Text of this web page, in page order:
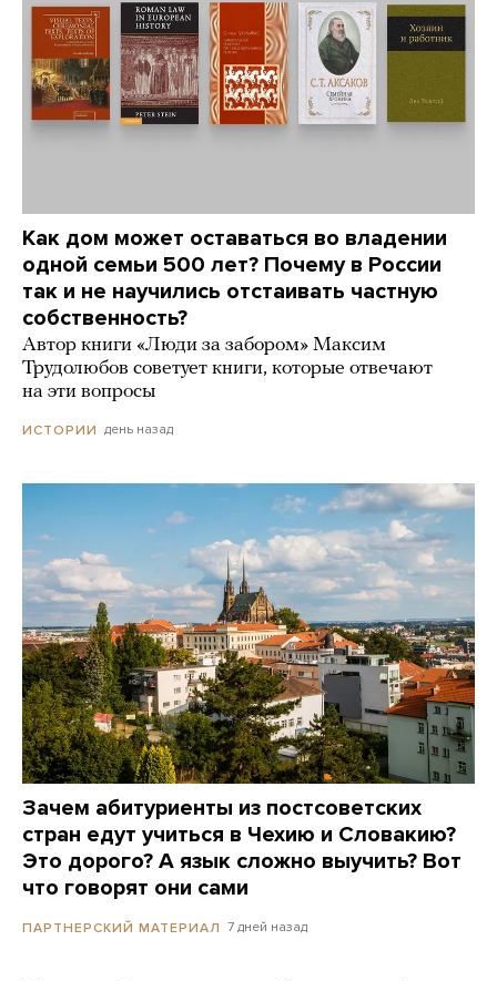
Как дом может оставаться во владении
одной семьи 500 лет? Почему в России
так и не научились отстаивать частную
собственность?
Автор книги «Люди за забором» Максим
Трудолюбов советует книги, которые отвечают
на эти вопросы
ИСТОРИИ день назад
Зачем абитуриенты из постсоветских
стран едут учиться в Чехию и Словакию?
Это дорого? А язык сложно выучить? Вот
что говорят они сами
ПАРТНЕРСКИЙ МАТЕРИАЛ 7 дней назад